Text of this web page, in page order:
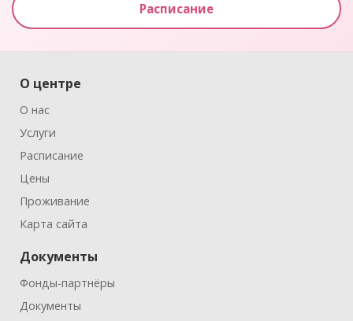
Расписание
О центре
О нас
Услуги
Расписание
Цены
Проживание
Карта сайта
Документы
Фонды-партнёры
Документы